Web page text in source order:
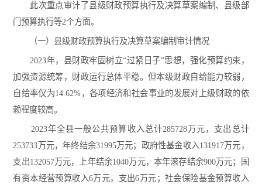
此次重点审计了县级财政预算执行及决算草案编制、县级部
门预算执行等2个方面。
（一）县级财政预算执行及决算草案编制审计情况
2023年，县财政牢固树立“过紧日子”思想，强化预算约束，
加强资源统筹，财政运行总体平稳。但本级财政自给能力较弱，
自给率仅为14.62%，各项经济和社会事业的发展对上级财政的依
赖程度较高。
2023年全县一般公共预算收入总计285728万元，支出总计
253733万元，年终结余31995万元；政府性基金收入131917万元，
支出132057万元，上年结余1040万元，本年滚存结余900万元；国
有资本经营预算收入6万元，支出6万元；社会保险基金预算收入